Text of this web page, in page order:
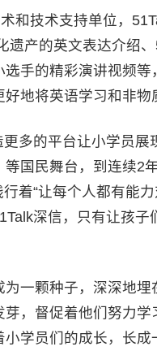
和技术支持单位，
遗产的英文表达介绍
手的精彩演讲视频
地将英语学习和非物
多的平台让小学员
等国民舞台，到连续2
着“让每个人都有能
深信，只有让孩
一颗种子，深深地
，督促着他们努力
学员们的成长，长成